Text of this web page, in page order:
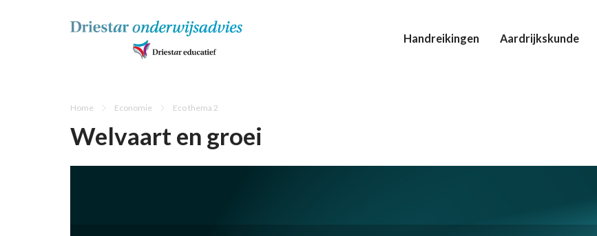
Handreikingen Aardrijkskunde
Home Economie Eco thema 2
Welvaart en groei